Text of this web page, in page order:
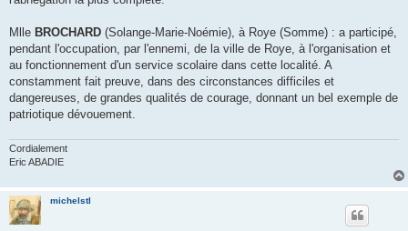
Mlle BROCHARD (Solange-Marie-Noémie), à Roye (Somme) : a participé,
pendant l'occupation, par l'ennemi, de la ville de Roye, à l'organisation et
au fonctionnement d'un service scolaire dans cette localité. A
constamment fait preuve, dans des circonstances difficiles et
dangereuses, de grandes qualités de courage, donnant un bel exemple de
patriotique dévouement.
Cordialement
Eric ABADIE
michelstl